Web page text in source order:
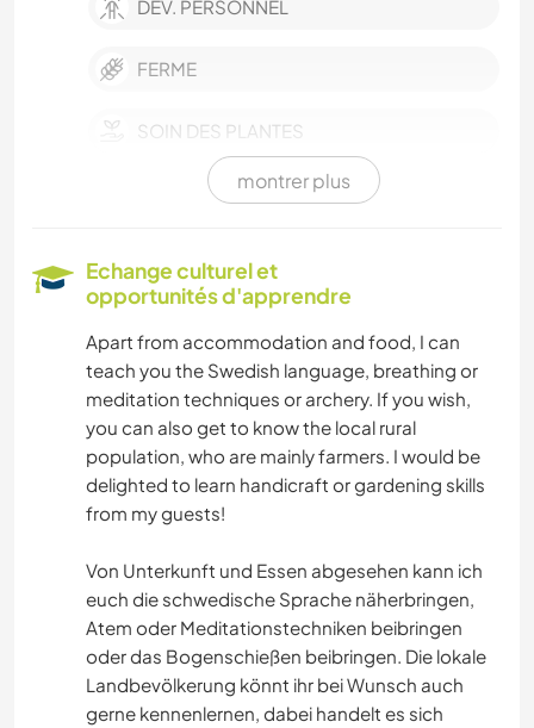
DEV. PERSONNEL
FERME
SOIN DES PLANTES
HISTOIRE
ART ET DESIGN
LANGUES
JARDINAGE
CUISINE ET ALIMENTATION
ÉCRITURE
DESSIN ET PEINTURE
montrer plus
Echange culturel et
opportunités d'apprendre
Apart from accommodation and food, I can
teach you the Swedish language, breathing or
meditation techniques or archery. If you wish,
you can also get to know the local rural
population, who are mainly farmers. I would be
delighted to learn handicraft or gardening skills
from my guests!
Von Unterkunft und Essen abgesehen kann ich
euch die schwedische Sprache näherbringen,
Atem oder Meditationstechniken beibringen
oder das Bogenschießen beibringen. Die lokale
Landbevölkerung könnt ihr bei Wunsch auch
gerne kennenlernen, dabei handelt es sich